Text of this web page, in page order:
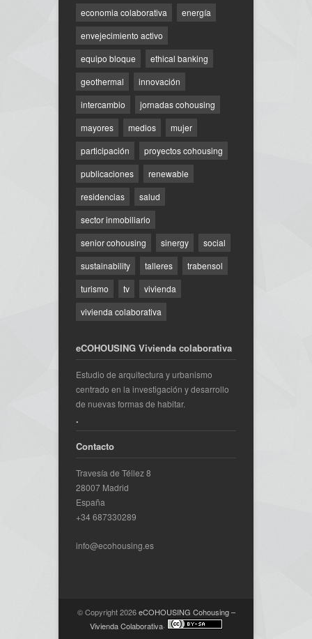
economia colaborativa
energía
envejecimiento activo
equipo bloque
ethical banking
geothermal
innovación
intercambio
jornadas cohousing
mayores
medios
mujer
participación
proyectos cohousing
publicaciones
renewable
residencias
salud
sector inmobiliario
senior cohousing
sinergy
social
sustainability
talleres
trabensol
turismo
tv
vivienda
vivienda colaborativa
eCOHOUSING Vivienda colaborativa
Estudio de arquitectura y urbanismo
centrado en la investigación y desarrollo
de nuevas formas de habitar.
.
Contacto
Travesía de Téllez 8
28007 Madrid
España
+34 687330289
info@ecohousing.es
© Copyright 2026eCOHOUSING Cohousing –
Vivienda Colaborativa·